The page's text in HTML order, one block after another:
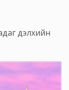
дэлхийн